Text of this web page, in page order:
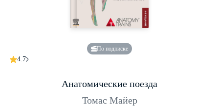
По подписке
4.7
Анатомические поезда
Томас Майер